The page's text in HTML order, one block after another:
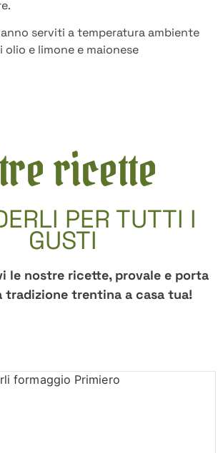
serviti a temperatura ambiente
olio e limone e maionese
ricette
PER TUTTI I
GUSTI
le nostre ricette, provale e porta
tradizione trentina a casa tua!